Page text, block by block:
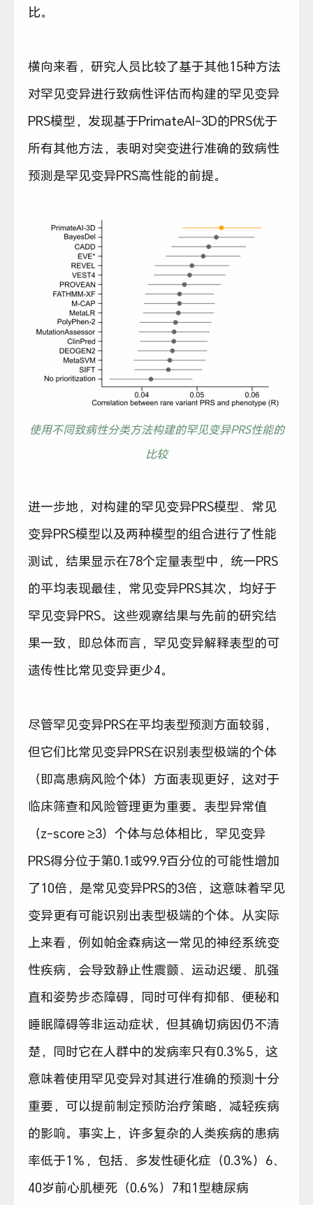
比。
横向来看，研究人员比较了基于其他15种方法
对罕见变异进行致病性评估而构建的罕见变异
PRS模型，发现基于PrimateAI-3D的PRS优于
所有其他方法，表明对突变进行准确的致病性
预测是罕见变异PRS高性能的前提。
使用不同致病性分类方法构建的罕见变异PRS性能的
比较
进一步地，对构建的罕见变异PRS模型、常见
变异PRS模型以及两种模型的组合进行了性能
测试，结果显示在78个定量表型中，统一PRS
的平均表现最佳，常见变异PRS其次，均好于
罕见变异PRS。这些观察结果与先前的研究结
果一致，即总体而言，罕见变异解释表型的可
遗传性比常见变异更少4。
尽管罕见变异PRS在平均表型预测方面较弱，
但它们比常见变异PRS在识别表型极端的个体
（即高患病风险个体）方面表现更好，这对于
临床筛查和风险管理更为重要。表型异常值
（z-score ≥3）个体与总体相比，罕见变异
PRS得分位于第0.1或99.9百分位的可能性增加
了10倍，是常见变异PRS的3倍，这意味着罕见
变异更有可能识别出表型极端的个体。从实际
上来看，例如帕金森病这一常见的神经系统变
性疾病，会导致静止性震颤、运动迟缓、肌强
直和姿势步态障碍，同时可伴有抑郁、便秘和
睡眠障碍等非运动症状，但其确切病因仍不清
楚，同时它在人群中的发病率只有0.3％5，这
意味着使用罕见变异对其进行准确的预测十分
重要，可以提前制定预防治疗策略，减轻疾病
的影响。事实上，许多复杂的人类疾病的患病
率低于1％，包括、多发性硬化症（0.3％）6、
40岁前心肌梗死（0.6％）7和1型糖尿病